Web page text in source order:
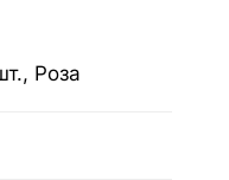
Роза